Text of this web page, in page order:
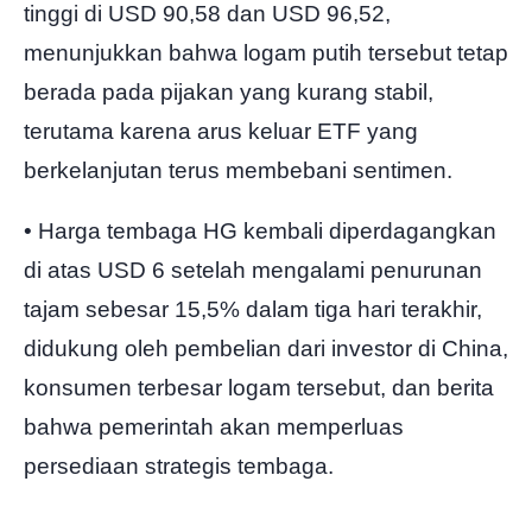
tinggi di USD 90,58 dan USD 96,52,
menunjukkan bahwa logam putih tersebut tetap
berada pada pijakan yang kurang stabil,
terutama karena arus keluar ETF yang
berkelanjutan terus membebani sentimen.
• Harga tembaga HG kembali diperdagangkan
di atas USD 6 setelah mengalami penurunan
tajam sebesar 15,5% dalam tiga hari terakhir,
didukung oleh pembelian dari investor di China,
konsumen terbesar logam tersebut, dan berita
bahwa pemerintah akan memperluas
persediaan strategis tembaga.